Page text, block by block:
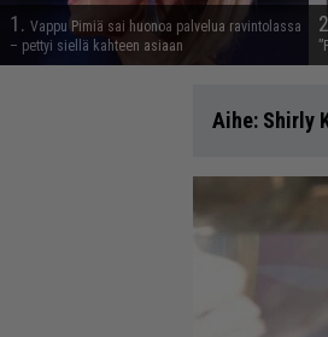
1. Vappu Pimiä sai huonoa palvelua ravintolassa
– pettyi siellä kahteen asiaan
Aihe: Shirly